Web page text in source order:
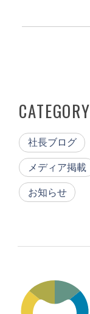
CATEGORY
社長ブログ
メディア掲載
お知らせ